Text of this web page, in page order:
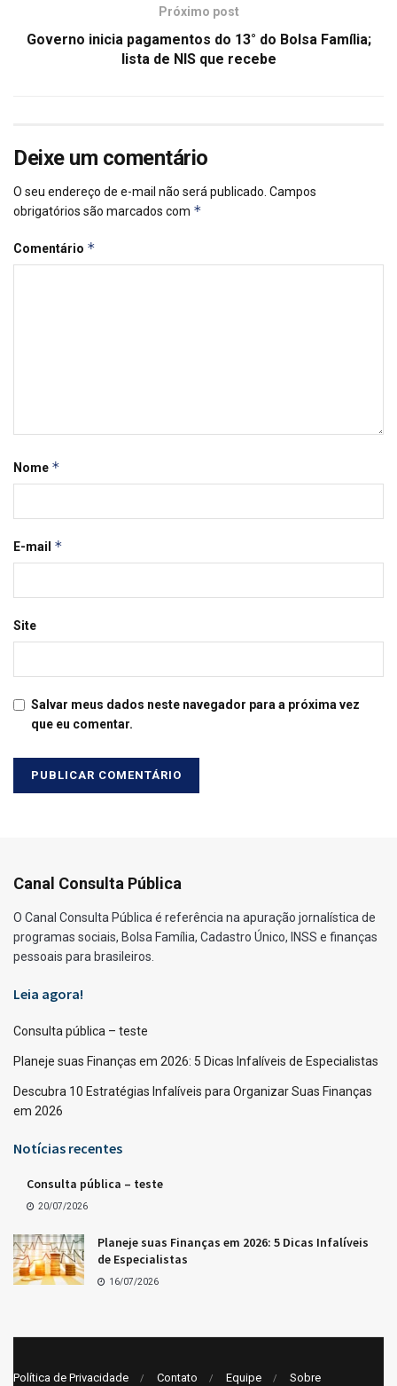
Próximo post
Governo inicia pagamentos do 13° do Bolsa Família;
lista de NIS que recebe
Deixe um comentário
O seu endereço de e-mail não será publicado. Campos
obrigatórios são marcados com *
Comentário *
Nome *
E-mail *
Site
Salvar meus dados neste navegador para a próxima vez
que eu comentar.
Canal Consulta Pública
O Canal Consulta Pública é referência na apuração jornalística de
programas sociais, Bolsa Família, Cadastro Único, INSS e finanças
pessoais para brasileiros.
Leia agora!
Consulta pública – teste
Planeje suas Finanças em 2026: 5 Dicas Infalíveis de Especialistas
Descubra 10 Estratégias Infalíveis para Organizar Suas Finanças
em 2026
Notícias recentes
Consulta pública – teste
20/07/2026
Planeje suas Finanças em 2026: 5 Dicas Infalíveis
de Especialistas
16/07/2026
Política de Privacidade Contato Equipe Sobre